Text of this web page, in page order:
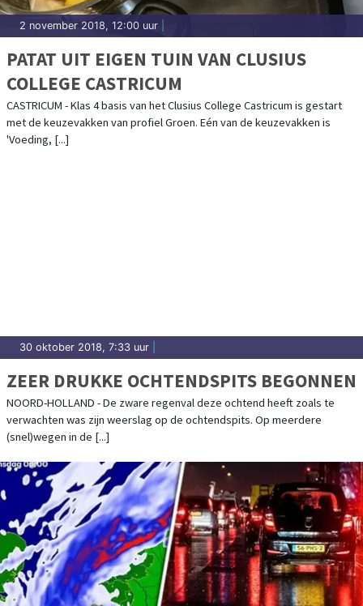
2 november 2018, 12:00 uur
PATAT UIT EIGEN TUIN VAN CLUSIUS
COLLEGE CASTRICUM
CASTRICUM - Klas 4 basis van het Clusius College Castricum is gestart
met de keuzevakken van profiel Groen. Eén van de keuzevakken is
'Voeding, [...]
30 oktober 2018, 7:33 uur
ZEER DRUKKE OCHTENDSPITS BEGONNEN
NOORD-HOLLAND - De zware regenval deze ochtend heeft zoals te
verwachten was zijn weerslag op de ochtendspits. Op meerdere
(snel)wegen in de [...]